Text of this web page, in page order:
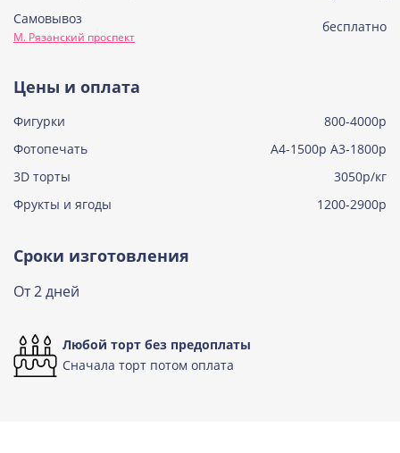
Узнать подробнее о начинке
Самовывоз
М. Рязанский проспект
бесплатно
Цены и оплата
Фигурки
800-4000р
Фотопечать
А4-1500р А3-1800р
3D торты
3050р/кг
Фрукты и ягоды
1200-2900р
Сроки изготовления
От 2 дней
Любой торт без предоплаты
Сначала торт потом оплата